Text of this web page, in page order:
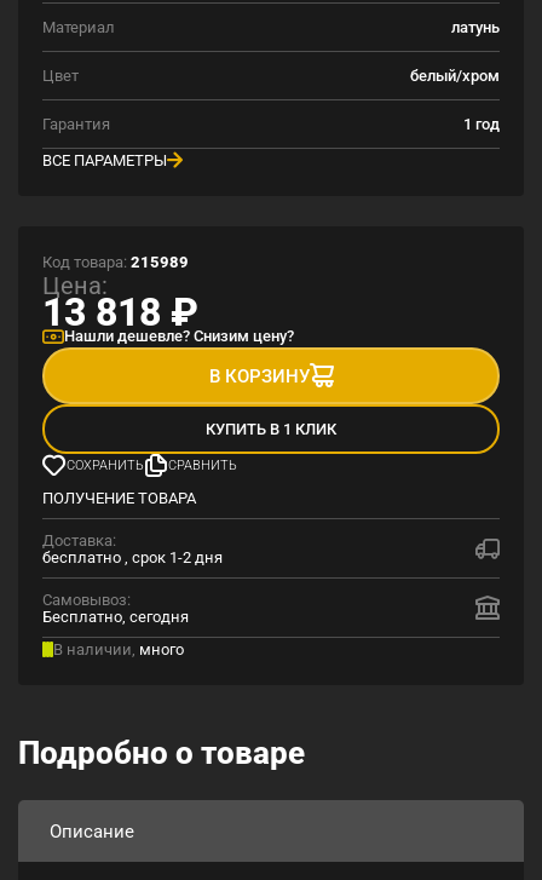
Материал латунь
Цвет белый/хром
Гарантия
1 год
ВСЕ ПАРАМЕТРЫ
Код товара: 215989
Цена:
13 818 ₽
Нашли дешевле? Снизим цену?
В КОРЗИНУ
КУПИТЬ В 1 КЛИК
СОХРАНИТЬ СРАВНИТЬ
ПОЛУЧЕНИЕ ТОВАРА
Доставка:
бесплатно , срок 1-2 дня
Самовывоз:
Бесплатно, сегодня
В наличии, много
Подробно о товаре
Описание